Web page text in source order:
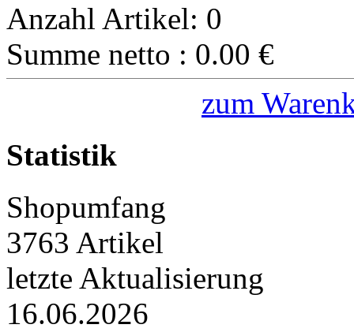
Anzahl Artikel: 0
Summe netto : 0.00 €
zum
Statistik
Shopumfang
3763 Artikel
letzte Aktualisierung
16.06.2026